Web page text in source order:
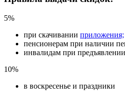
5%
при скачивании приложения;
пенсионерам при наличии
инвалидам при
10%
в воскресенье и праздники